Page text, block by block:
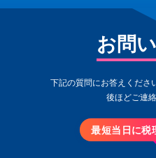
お問
下記の質問にお答えくださ
後ほどご連
最短当日に税